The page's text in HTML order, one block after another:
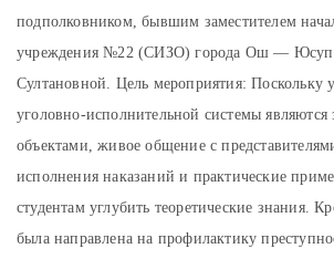
подполковником, бывшим заместителем
учреждения №22 (СИЗО) города Ош —
Султановной. Цель мероприятия: Поскольку
уголовно-исполнительной системы
объектами, живое общение с
исполнения наказаний и практические
студентам углубить теоретические знания.
была направлена на профилактику